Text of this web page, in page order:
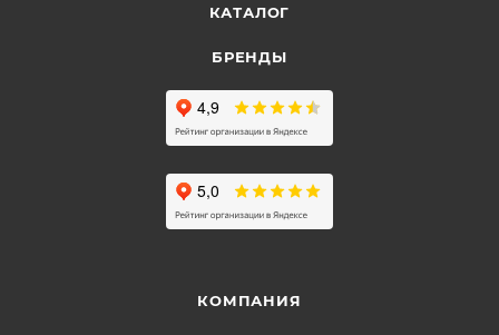
КАТАЛОГ
БРЕНДЫ
КОМПАНИЯ